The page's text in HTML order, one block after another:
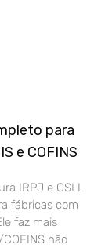
para
e COFINS
IRPJ e CSLL
fábricas com
faz mais
não